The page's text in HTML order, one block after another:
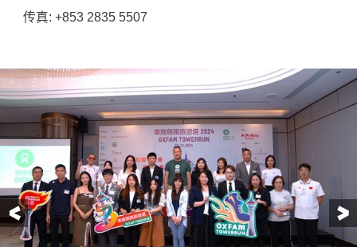
传真: +853 2835 5507
前一页